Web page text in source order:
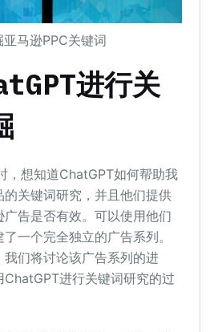
亚马逊PPC关键词
进行关
，想知道ChatGPT如何帮助我
关键词研究，并且他们提供
广告是否有效。可以使用他们
一个完全独立的广告系列。
们将讨论该广告系列的进
ChatGPT进行关键词研究的过